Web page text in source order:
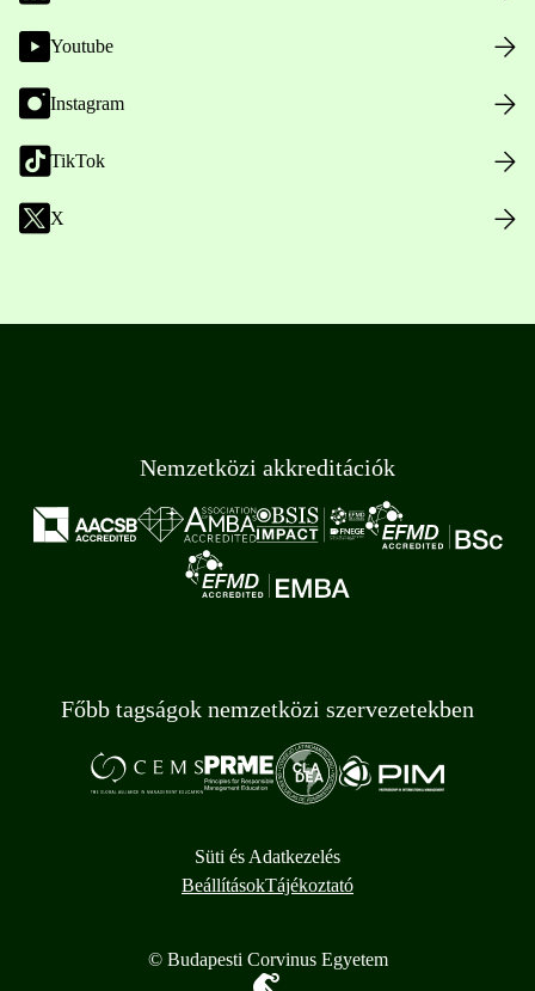
Youtube
Instagram
TikTok
X
Nemzetközi akkreditációk
Főbb tagságok nemzetközi szervezetekben
Süti és Adatkezelés
BeállításokTájékoztató
© Budapesti Corvinus Egyetem